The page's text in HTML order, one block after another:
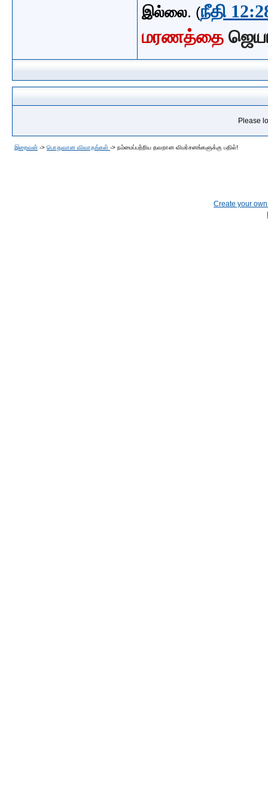
இல்லை. (நீதி
மரணத்தை
Please
இறைவன் -> பொதுவான விவாதங்கள் -> நம்மைப்பற்றிய தவறான விமர்சனங்களுக்கு பதில்!
Create your